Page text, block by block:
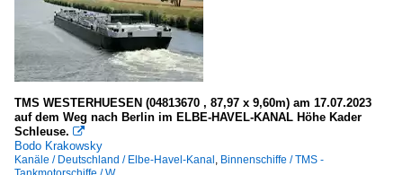
TMS WESTERHUESEN (04813670 , 87,97 x 9,60m) am 17.07.2023
auf dem Weg nach Berlin im ELBE-HAVEL-KANAL Höhe Kader
Schleuse. 
Bodo Krakowsky
Kanäle / Deutschland / Elbe-Havel-Kanal Binnenschiffe / TMS -